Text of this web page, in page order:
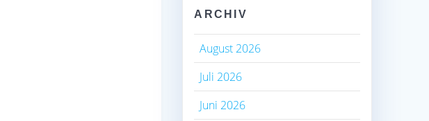
ARCHIV
August 2026
Juli 2026
Juni 2026